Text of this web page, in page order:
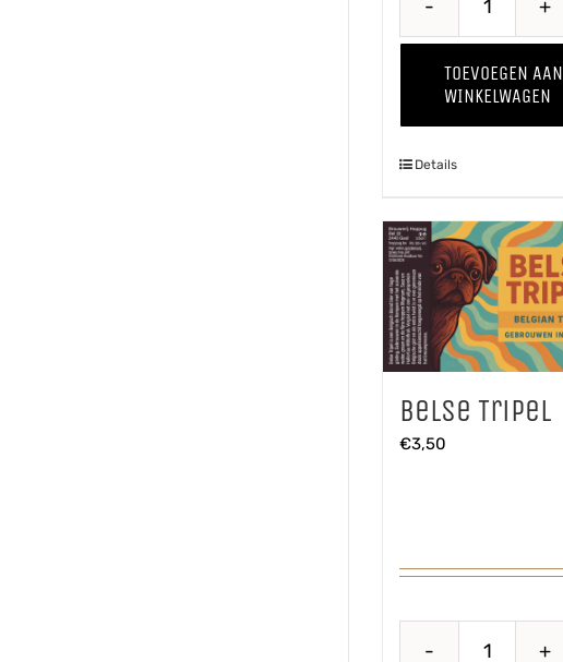
'25
TOEVOEGEN AAN
WINKELWAGEN
Details
Belse Tripel
€3,50